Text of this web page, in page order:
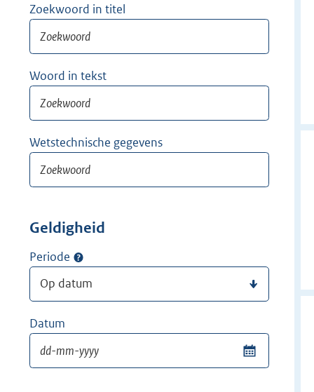
Zoekwoord in titel
Woord in tekst
Wetstechnische gegevens
Geldigheid
Periode
Datum